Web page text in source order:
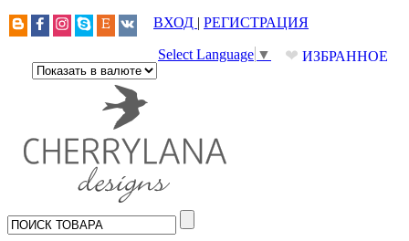
ВХОД | РЕГИСТРАЦИЯ
❤ ИЗБРАННОЕ
Select Language ▼